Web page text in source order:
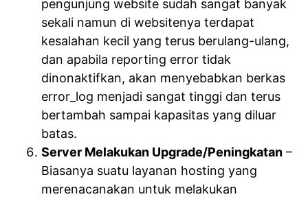
pengunjung website sudah sangat banyak
sekali namun di websitenya terdapat
kesalahan kecil yang terus berulang-ulang,
dan apabila reporting error tidak
dinonaktifkan, akan menyebabkan berkas
error_log menjadi sangat tinggi dan terus
bertambah sampai kapasitas yang diluar
batas.
Server Melakukan Upgrade/Peningkatan –
Biasanya suatu layanan hosting yang
merenacanakan untuk melakukan